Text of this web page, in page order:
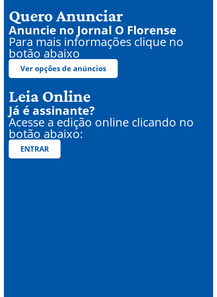
Quero Anunciar
Anuncie no Jornal O Florense
Para mais informações clique no
botão abaixo
Ver opções de anúncios
Leia Online
Já é assinante?
Acesse a edição online clicando no
botão abaixo:
ENTRAR